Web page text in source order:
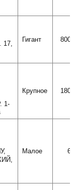
17,
Гигант
1-
Крупное
Малое